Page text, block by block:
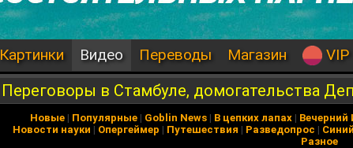
Картинки Видео Переводы Магазин VIP
Переговоры в Стамбуле, домогательства
Новые | Популярные | Goblin News | В цепких лапах | Вечерний
Новости науки | Опергеймер | Путешествия | Разведопрос |
Разное